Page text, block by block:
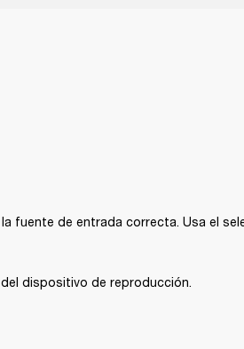
fuente de entrada correcta. Usa el
dispositivo de reproducción.